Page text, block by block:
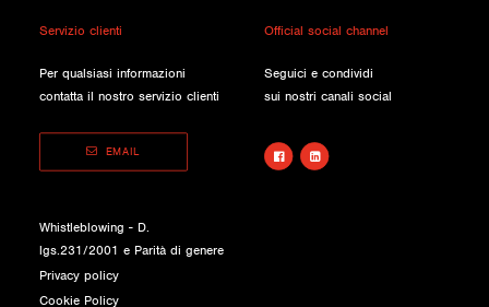
Servizio clienti
Per qualsiasi informazioni
contatta il nostro servizio clienti
EMAIL
Official social channel
Seguici e condividi
sui nostri canali social
Whistleblowing - D.
lgs.231/2001 e Parità di genere
Privacy policy
Cookie Policy